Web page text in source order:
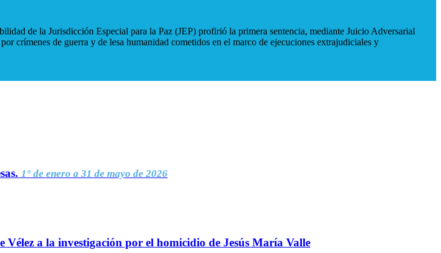
de la Jurisdicción Especial para la Paz (JEP) profirió la primera sentencia, mediante Juicio Adversarial
crímenes de guerra y de lesa humanidad cometidos en el marco de ejecuciones extrajudiciales y
1° de enero a 31 de mayo de 2026
a la investigación por el homicidio de Jesús María Valle